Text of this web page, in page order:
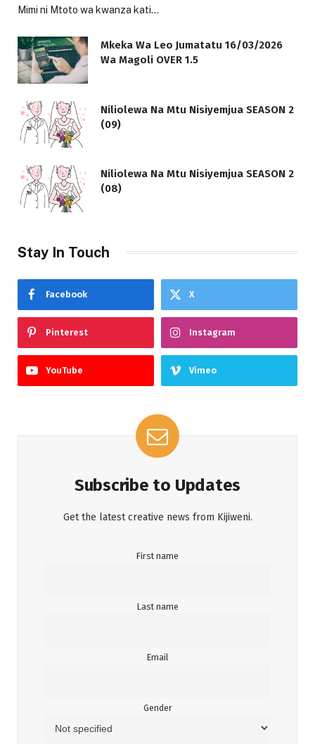
Mimi ni Mtoto wa kwanza kati…
Mkeka Wa Leo Jumatatu 16/03/2026
Wa Magoli OVER 1.5
Niliolewa Na Mtu Nisiyemjua SEASON 2
(09)
Niliolewa Na Mtu Nisiyemjua SEASON 2
(08)
Stay In Touch
Facebook X
Pinterest Instagram
YouTube Vimeo
Subscribe to Updates
Get the latest creative news from Kijiweni.
First name
Last name
Email
Gender